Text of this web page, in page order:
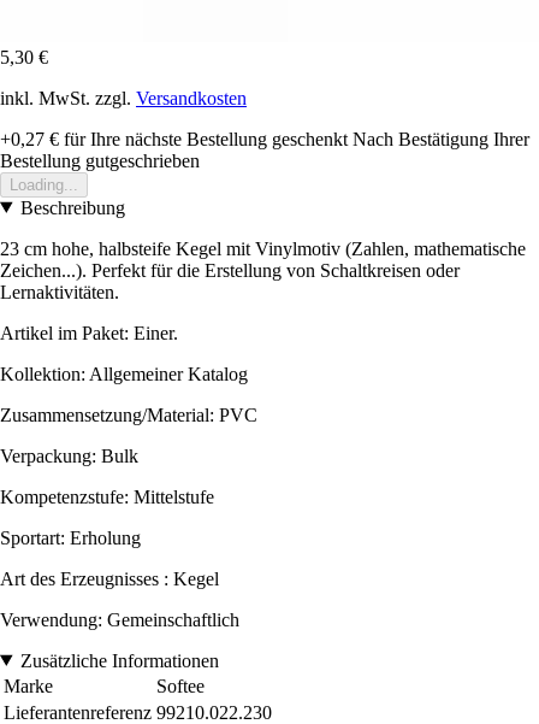
5,30 €
inkl. MwSt. zzgl. Versandkosten
+0,27 € für Ihre nächste Bestellung geschenkt Nach Bestätigung Ihrer
Bestellung gutgeschrieben
Loading...
Beschreibung
23 cm hohe, halbsteife Kegel mit Vinylmotiv (Zahlen, mathematische
Zeichen...). Perfekt für die Erstellung von Schaltkreisen oder
Lernaktivitäten.
Artikel im Paket: Einer.
Kollektion: Allgemeiner Katalog
Zusammensetzung/Material: PVC
Verpackung: Bulk
Kompetenzstufe: Mittelstufe
Sportart: Erholung
Art des Erzeugnisses : Kegel
Verwendung: Gemeinschaftlich
Zusätzliche Informationen
Marke
Softee
Lieferantenreferenz 99210.022.230